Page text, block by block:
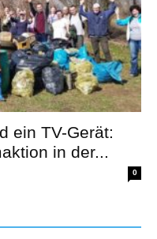
ein TV-Gerät:
in der...
0